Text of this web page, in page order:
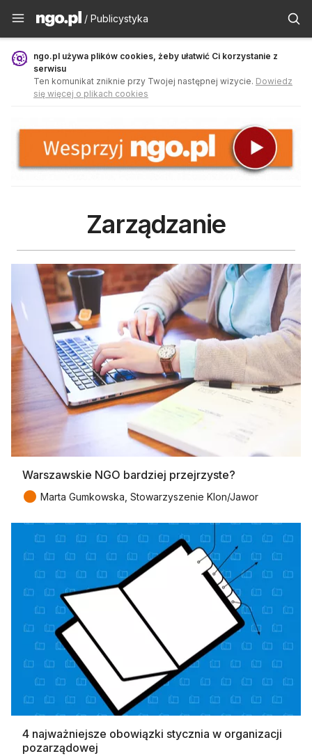
Publicystyka - ngo.pl
/ Publicystyka
ngo.pl używa plików cookies, żeby ułatwić Ci korzystanie z
serwisu
Ten komunikat zniknie przy Twojej następnej wizycie. Dowiedz
się więcej o plikach cookies
Zarządzanie
Warszawskie NGO bardziej przejrzyste?
● Marta Gumkowska, Stowarzyszenie Klon/Jawor
4 najważniejsze obowiązki stycznia w organizacji
pozarządowej